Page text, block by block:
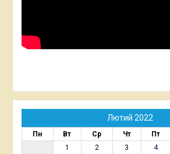
Лютий 2022
Пн Вт Ср Чт Пт
1
2 3 4